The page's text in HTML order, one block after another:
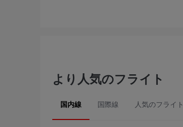
より人気のフライト
国内線 国際線 人気のフライト